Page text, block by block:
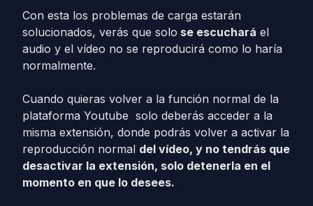
Con esta los problemas de carga estarán
solucionados, verás que solo se escuchará el
audio y el vídeo no se reproducirá como lo haría
normalmente.
Cuando quieras volver a la función normal de la
plataforma Youtube solo deberás acceder a la
misma extensión, donde podrás volver a activar la
reproducción normal del vídeo, y no tendrás que
desactivar la extensión, solo detenerla en el
momento en que lo desees.